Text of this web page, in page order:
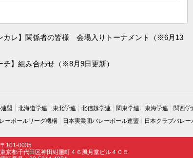
カレ】関係者の皆様 会場入りトーナメント（※6月13
チ】組み合わせ（※8月9日更新）
盟 北海道学連 東北学連 北信越学連 関東学連 東海学連 関西学
ーボールリーグ機構 日本実業団バレーボール連盟 日本クラブバレー
〒101-0035
東京都千代田区神田紺屋町４６風月堂ビル４０５